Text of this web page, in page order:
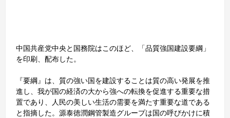
中国共産党中央と国務院はこのほど、「品質強国建設要綱」
を印刷、配布した。
『要綱』は、質の強い国を建設することは質の高い発展を推
進し、我が国の経済の大から強への転換を促進する重要な措
置であり、人民の美しい生活の需要を満たす重要な道である
と指摘した。源泰徳潤鋼管製造グループは国の呼びかけに積